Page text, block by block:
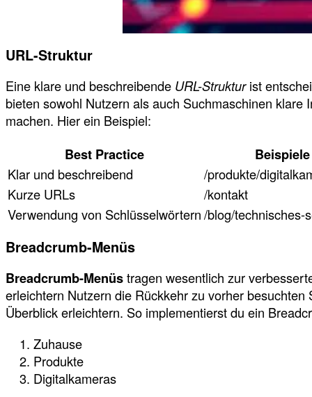
URL-Struktur
Eine klare und beschreibende URL-Strukturist
bieten sowohl Nutzern als auch Suchmaschinen
machen. Hier ein Beispiel:
Best Practice Beispiele
Klar und beschreibend
/produkte/
Kurze URLs
/kontakt
Verwendung von Schlüsselwörtern/blog/technisches-
Breadcrumb-Menüs
Breadcrumb-Menüstragen wesentlich zur
erleichtern Nutzern die Rückkehr zu vorher
Überblick erleichtern. So implementierst du ein
Zuhause
Produkte
Digitalkameras